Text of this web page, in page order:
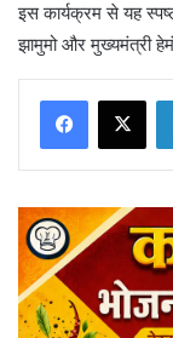
इस कार्यक्रम से यह
झामुमो और मुख्यमंत्री